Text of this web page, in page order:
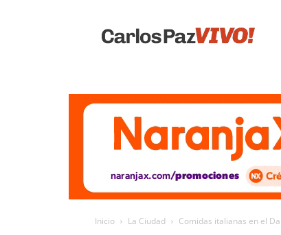
Vivo
Inicio La Ciudad Comidas italianas en el